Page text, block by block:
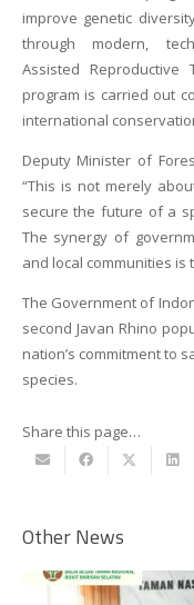
improve genetic
through modern,
Assisted Reproductive
program is carried out
international
Deputy Minister of
“This is not merely
secure the future of a
The synergy of
and local communities is
The Government of
second Javan Rhino
nation’s commitment to
species.
Share this page…
Other News